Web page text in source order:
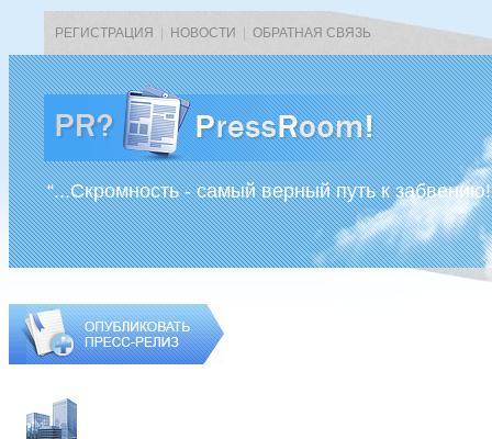
РЕГИСТРАЦИЯ НОВОСТИ ОБРАТНАЯ СВЯЗЬ
“...Скромность - самый верный путь к